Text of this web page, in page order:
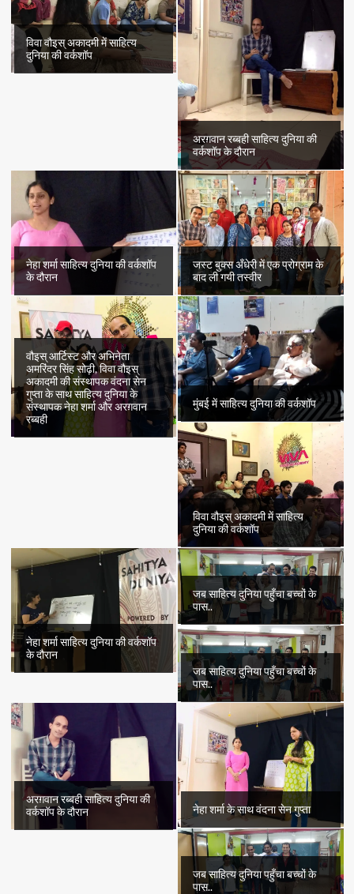
विवा वौइस् अकादमी में साहित्य
दुनिया की वर्कशॉप
अरग़वान रब्बही साहित्य दुनिया की
वर्कशॉप के दौरान
नेहा शर्मा साहित्य दुनिया की वर्कशॉप
के दौरान
जस्ट बुक्स अँधेरी में एक प्रोग्राम के
बाद ली गयी तस्वीर
वौइस् आर्टिस्ट और अभिनेता
अमरिंदर सिंह सोढ़ी, विवा वौइस्
अकादमी की संस्थापक वंदना सेन
गुप्ता के साथ साहित्य दुनिया के
संस्थापक नेहा शर्मा और अरग़वान
रब्बही
मुंबई में साहित्य दुनिया की वर्कशॉप
विवा वौइस् अकादमी में साहित्य
दुनिया की वर्कशॉप
नेहा शर्मा साहित्य दुनिया की वर्कशॉप
के दौरान
जब साहित्य दुनिया पहुँचा बच्चों के
पास..
जब साहित्य दुनिया पहुँचा बच्चों के
पास..
अरग़वान रब्बही साहित्य दुनिया की
वर्कशॉप के दौरान
नेहा शर्मा के साथ वंदना सेन गुप्ता
जब साहित्य दुनिया पहुँचा बच्चों के
पास..